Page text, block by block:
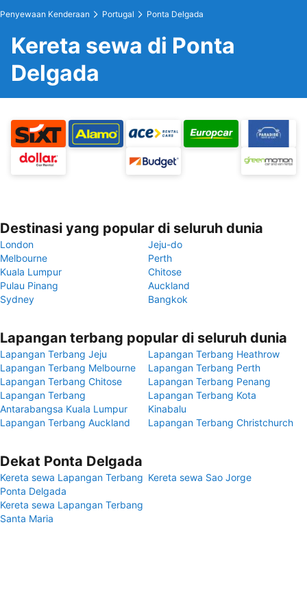
Penyewaan Kenderaan Portugal Ponta Delgada
Kereta sewa di Ponta
Delgada
Destinasi yang popular di seluruh dunia
London
Jeju-do
Melbourne
Perth
Kuala Lumpur
Chitose
Pulau Pinang
Auckland
Sydney
Bangkok
Lapangan terbang popular di seluruh dunia
Lapangan Terbang Jeju
Lapangan Terbang Heathrow
Lapangan Terbang Melbourne
Lapangan Terbang Perth
Lapangan Terbang Chitose
Lapangan Terbang Penang
Lapangan Terbang
Antarabangsa Kuala Lumpur
Lapangan Terbang Kota
Kinabalu
Lapangan Terbang Auckland
Lapangan Terbang Christchurch
Dekat Ponta Delgada
Kereta sewa Lapangan Terbang
Ponta Delgada
Kereta sewa Sao Jorge
Kereta sewa Lapangan Terbang
Santa Maria